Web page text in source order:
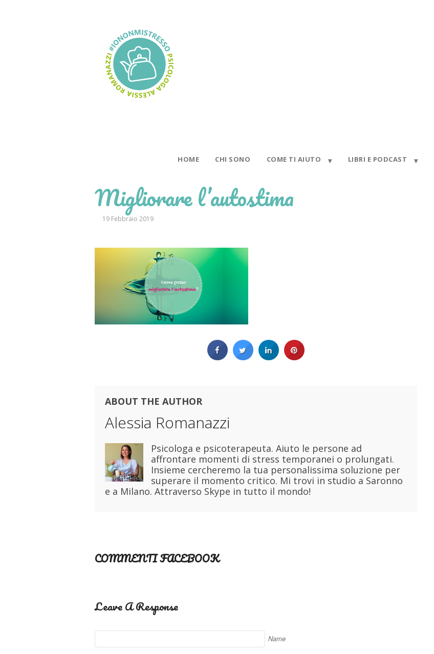
HOME CHI SONO COME TI AIUTO LIBRI E PODCAST
Migliorare l’autostima
19 Febbraio 2019
ABOUT THE AUTHOR
Alessia Romanazzi
Psicologa e psicoterapeuta. Aiuto le persone ad
affrontare momenti di stress temporanei o prolungati.
Insieme cercheremo la tua personalissima soluzione per
superare il momento critico. Mi trovi in studio a Saronno
e a Milano. Attraverso Skype in tutto il mondo!
COMMENTI FACEBOOK
Leave A Response
Name